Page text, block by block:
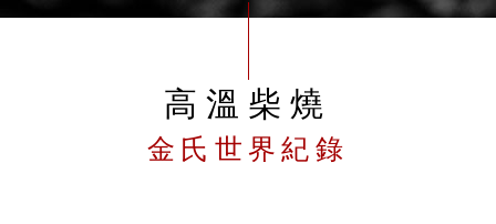
高溫柴燒
金氏世界紀錄